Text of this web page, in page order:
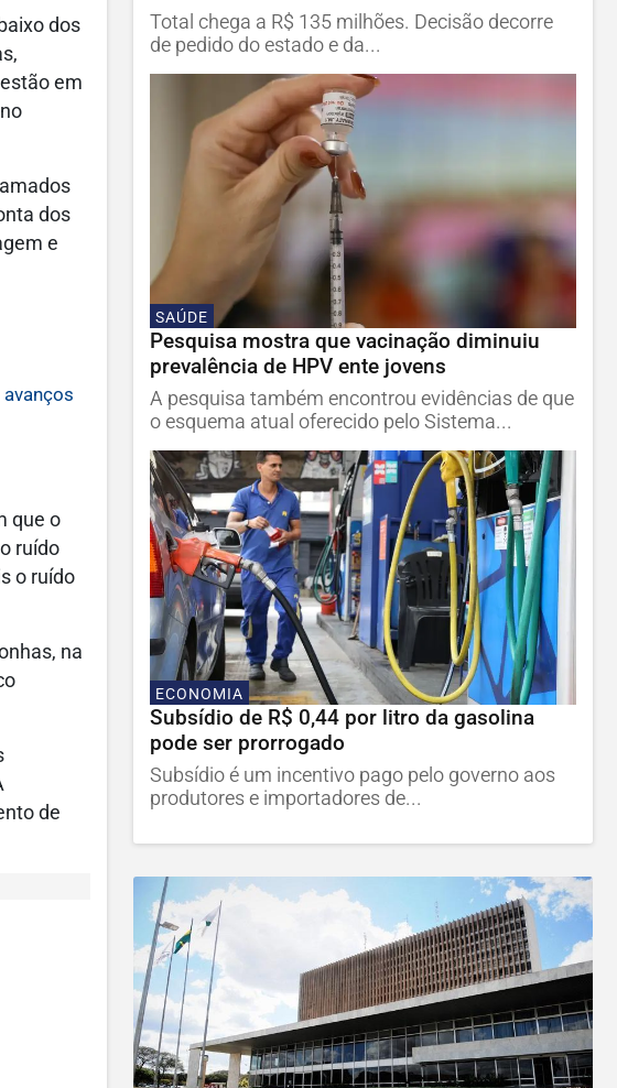
dos
em
dos
e
que o
ruído
o ruído
na
de
Total chega a R$ 135 milhões. Decisão decorre
de pedido do estado e da...
SAÚDE
Pesquisa mostra que vacinação diminuiu
prevalência de HPV ente jovens
A pesquisa também encontrou evidências de que
o esquema atual oferecido pelo Sistema...
ECONOMIA
Subsídio de R$ 0,44 por litro da gasolina
pode ser prorrogado
Subsídio é um incentivo pago pelo governo aos
produtores e importadores de...